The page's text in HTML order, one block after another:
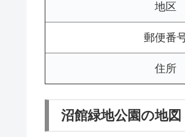
地区
郵便番
住所
沼館緑地公園の地